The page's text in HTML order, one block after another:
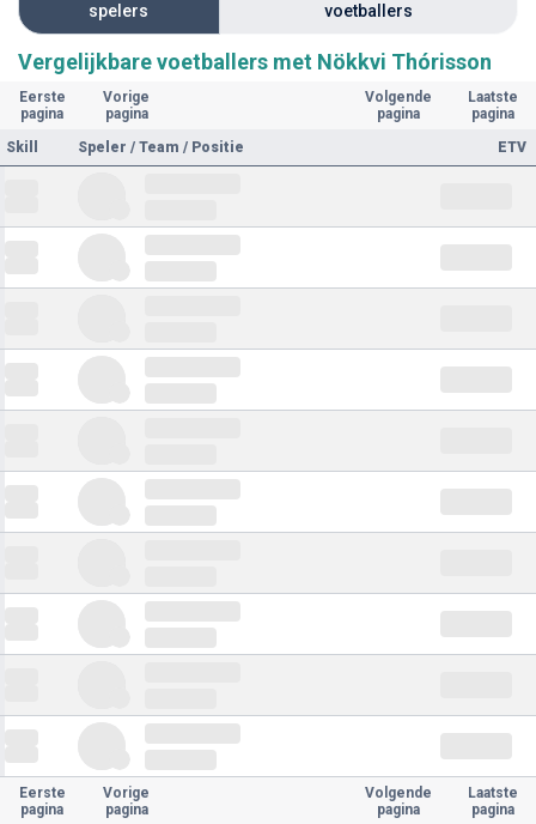
spelers
voetballers
Vergelijkbare voetballers met Nökkvi Thórisson
Eerste
pagina
Vorige
pagina
Volgende
pagina
Laatste
pagina
Skill
Speler / Team / Positie ETV
Eerste
pagina
Vorige
pagina
Volgende
pagina
Laatste
pagina